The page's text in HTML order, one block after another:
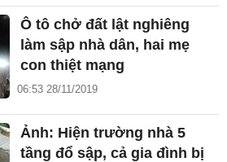
Ô tô chở đất lật nghiêng
làm sập nhà dân, hai mẹ
con thiệt mạng
06:53 28/11/2019
Ảnh: Hiện trường nhà 5
tầng đổ sập, cả gia đình bị